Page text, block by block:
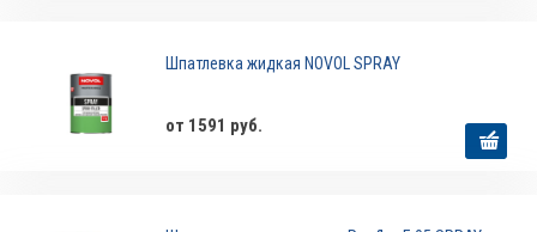
Шпатлевка жидкая NOVOL SPRAY
от 1591 руб.